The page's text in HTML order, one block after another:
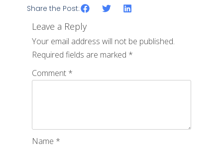
Share the Post:
Leave a Reply
Your email address will not be published.
Required fields are marked *
Comment *
Name *